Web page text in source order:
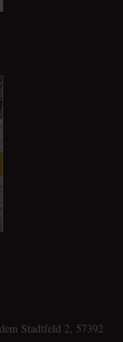
Stadtfeld 2, 57392